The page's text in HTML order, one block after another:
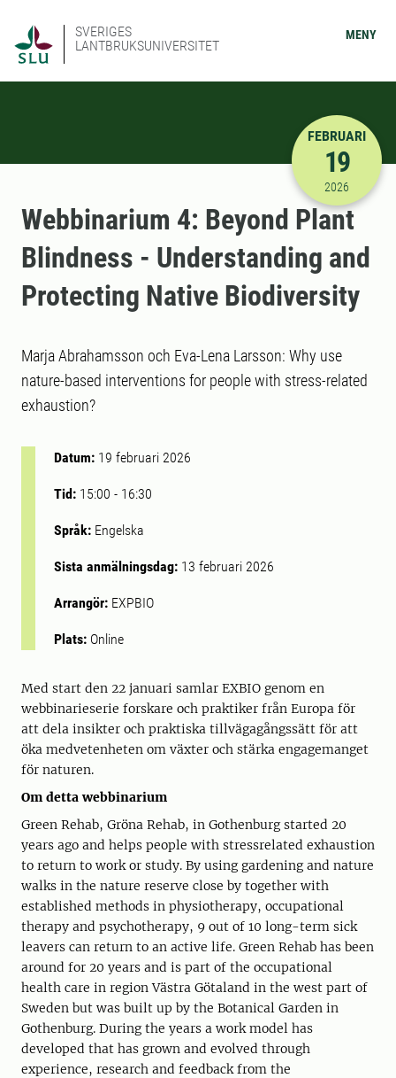
SVERIGES
LANTBRUKSUNIVERSITET
MENY
2026-02-
FEBRUARI
19
2026
Webbinarium 4: Beyond Plant
Blindness - Understanding and
Protecting Native Biodiversity
Marja Abrahamsson och Eva-Lena Larsson: Why use
nature-based interventions for people with stress-related
exhaustion?
Datum: 19 februari 2026
Tid: 15:00 - 16:30
Språk: Engelska
Sista anmälningsdag: 13 februari 2026
Arrangör: EXPBIO
Plats: Online
Med start den 22 januari samlar EXBIO genom en
webbinarieserie forskare och praktiker från Europa för
att dela insikter och praktiska tillvägagångssätt för att
öka medvetenheten om växter och stärka engagemanget
för naturen.
Om detta webbinarium
Green Rehab, Gröna Rehab, in Gothenburg started 20
years ago and helps people with stressrelated exhaustion
to return to work or study. By using gardening and nature
walks in the nature reserve close by together with
established methods in physiotherapy, occupational
therapy and psychotherapy, 9 out of 10 long-term sick
leavers can return to an active life. Green Rehab has been
around for 20 years and is part of the occupational
health care in region Västra Götaland in the west part of
Sweden but was built up by the Botanical Garden in
Gothenburg. During the years a work model has
developed that has grown and evolved through
experience, research and feedback from the